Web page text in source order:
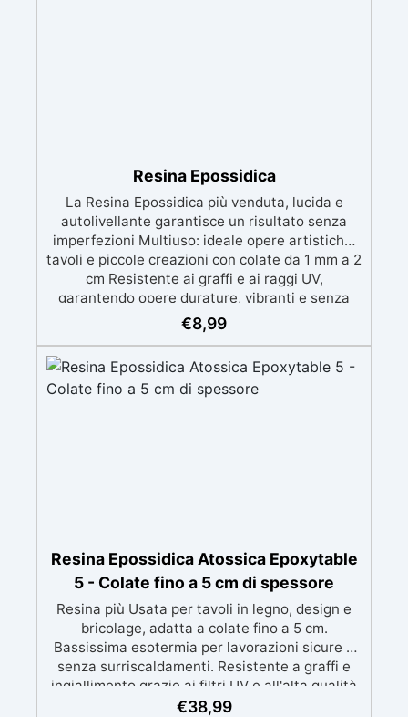
Resina Epossidica
La Resina Epossidica più venduta, lucida e
autolivellante garantisce un risultato senza
imperfezioni Multiuso: ideale opere artistiche,
tavoli e piccole creazioni con colate da 1 mm a 2
cm Resistente ai graffi e ai raggi UV,
garantendo opere durature, vibranti e senza
ingiallimenti nel tempo Bassa viscosità e
formula anti-bolle per risultati impeccabili,
Certificata Atossica post catalisi per contatto
con la pelle, BPA free e VoC Free
€8,99
Resina Epossidica Atossica Epoxytable
5 - Colate fino a 5 cm di spessore
Resina più Usata per tavoli in legno, design e
bricolage, adatta a colate fino a 5 cm.
Bassissima esotermia per lavorazioni sicure e
senza surriscaldamenti. Resistente a graffi e
ingiallimento grazie ai filtri UV e all'alta qualità
meccanica. Bassa viscosità per eliminare bolle
€38,99